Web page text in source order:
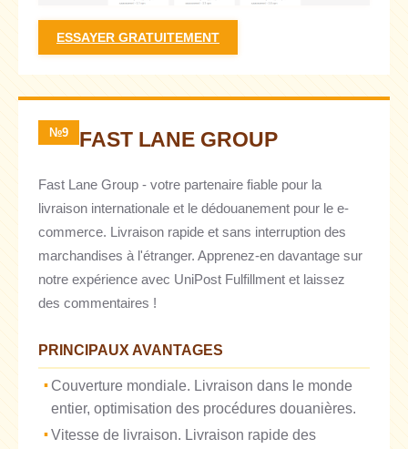
ESSAYER GRATUITEMENT
№9 FAST LANE GROUP
Fast Lane Group - votre partenaire fiable pour la
livraison internationale et le dédouanement pour le e-
commerce. Livraison rapide et sans interruption des
marchandises à l'étranger. Apprenez-en davantage sur
notre expérience avec UniPost Fulfillment et laissez
des commentaires !
PRINCIPAUX AVANTAGES
Couverture mondiale. Livraison dans le monde
entier, optimisation des procédures douanières.
Vitesse de livraison. Livraison rapide des